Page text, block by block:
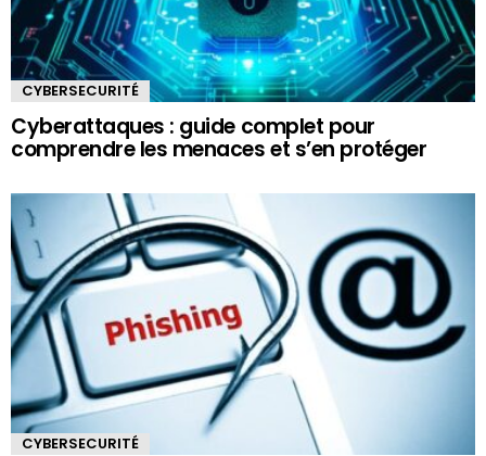
CYBERSECURITÉ
Cyberattaques : guide complet pour
comprendre les menaces et s’en protéger
CYBERSECURITÉ